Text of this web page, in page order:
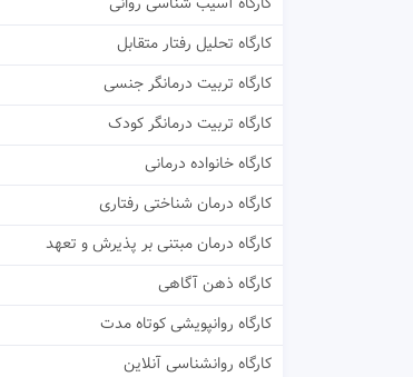
کارگاه تحلیل رفتار متقابل
کارگاه تربیت درمانگر جنسی
کارگاه تربیت درمانگر کودک
کارگاه خانواده درمانی
کارگاه درمان شناختی رفتاری
کارگاه درمان مبتنی بر پذیرش و تعهد
کارگاه ذهن آگاهی
کارگاه روانپویشی کوتاه مدت
کارگاه روانشناسی آنلاین